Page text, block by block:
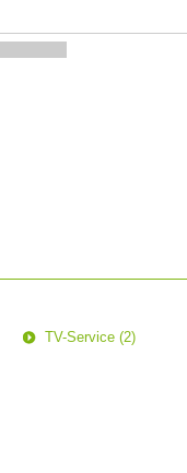
TV-Service (2)